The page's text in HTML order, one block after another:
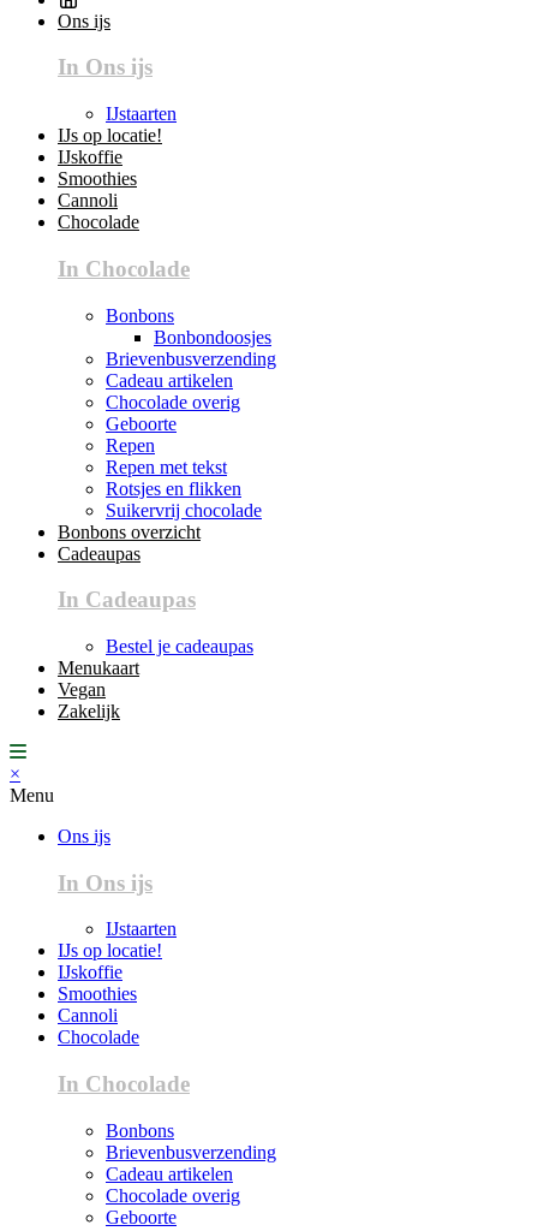
Ons ijs
In Ons ijs
IJstaarten
IJs op locatie!
IJskoffie
Smoothies
Cannoli
Chocolade
In Chocolade
Bonbons
Bonbondoosjes
Brievenbusverzending
Cadeau artikelen
Chocolade overig
Geboorte
Repen
Repen met tekst
Rotsjes en flikken
Suikervrij chocolade
Bonbons overzicht
Cadeaupas
In Cadeaupas
Bestel je cadeaupas
Menukaart
Vegan
Zakelijk
×
Menu
Ons ijs
In Ons ijs
IJstaarten
IJs op locatie!
IJskoffie
Smoothies
Cannoli
Chocolade
In Chocolade
Bonbons
Brievenbusverzending
Cadeau artikelen
Chocolade overig
Geboorte